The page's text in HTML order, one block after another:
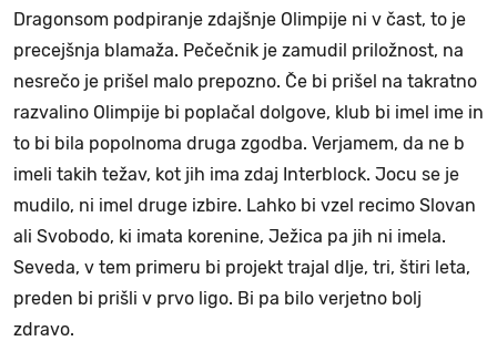
Dragonsom podpiranje zdajšnje Olimpije ni v čast, to je
precejšnja blamaža. Pečečnik je zamudil priložnost, na
nesrečo je prišel malo prepozno. Če bi prišel na takratno
razvalino Olimpije bi poplačal dolgove, klub bi imel ime in
to bi bila popolnoma druga zgodba. Verjamem, da ne b
imeli takih težav, kot jih ima zdaj Interblock. Jocu se je
mudilo, ni imel druge izbire. Lahko bi vzel recimo Slovan
ali Svobodo, ki imata korenine, Ježica pa jih ni imela.
Seveda, v tem primeru bi projekt trajal dlje, tri, štiri leta,
preden bi prišli v prvo ligo. Bi pa bilo verjetno bolj
zdravo.